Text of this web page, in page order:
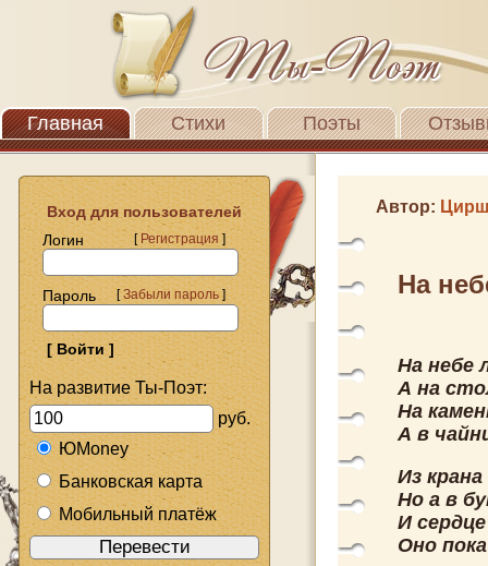
Главная Стихи Поэты
Вход для пользователей
Логин
[Регистрация]
Пароль [Забыли пароль]
На развитие Ты-Поэт:
руб.
ЮMoney
Банковская карта
Мобильный платёж
Автор:
На
На небе
А на
На
А в
Из
Но а в
И
Оно